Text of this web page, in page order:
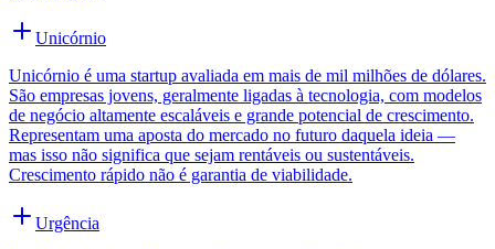
Unicórnio
Unicórnio é uma startup avaliada em mais de mil milhões de dólares.
São empresas jovens, geralmente ligadas à tecnologia, com modelos
de negócio altamente escaláveis e grande potencial de crescimento.
Representam uma aposta do mercado no futuro daquela ideia —
mas isso não significa que sejam rentáveis ou sustentáveis.
Crescimento rápido não é garantia de viabilidade.
Urgência